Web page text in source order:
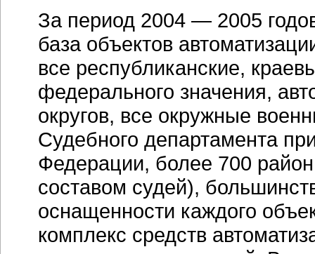
За период 2004 — 2005
база объектов
все республиканские,
федерального значения,
округов, все окружные
Судебного департамента
Федерации, более 700
составом судей),
оснащенности каждого
комплекс средств